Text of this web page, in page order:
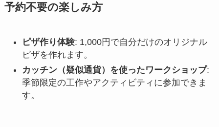
予約不要の楽しみ方
ピザ作り体験: 1,000円で自分だけのオリジナル
ピザを作れます。
カッチン（疑似通貨）を使ったワークショップ:
季節限定の工作やアクティビティに参加できま
す。